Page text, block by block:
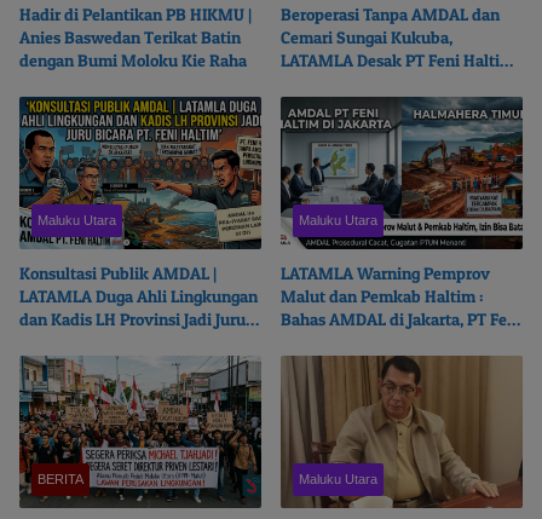
Hadir di Pelantikan PB HIKMU |
Anies Baswedan Terikat Batin
dengan Bumi Moloku Kie Raha
Beroperasi Tanpa AMDAL dan
Cemari Sungai Kukuba,
LATAMLA Desak PT Feni Haltim
Maluku Utara
Konsultasi Publik AMDAL |
LATAMLA Duga Ahli Lingkungan
dan Kadis LH Provinsi Jadi Juru
Maluku Utara
LATAMLA Warning Pemprov
Malut dan Pemkab Haltim :
Bahas AMDAL di Jakarta, PT Feni
BERITA Maluku Utara